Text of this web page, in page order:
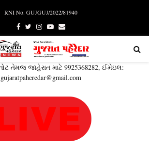
RNI No. GUJGUJ/2022/81940
Facebook
TwitterInstagram
YoutubeEmail
તેમજ જાહેરાત માટે 9925368282, ઈમેઇલ:
gujaratpaheredar@gmail.com